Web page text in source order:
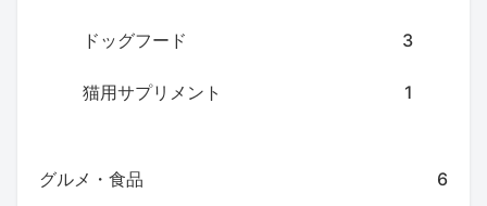
ドッグフード 3
猫用サプリメント 1
グルメ・食品 6